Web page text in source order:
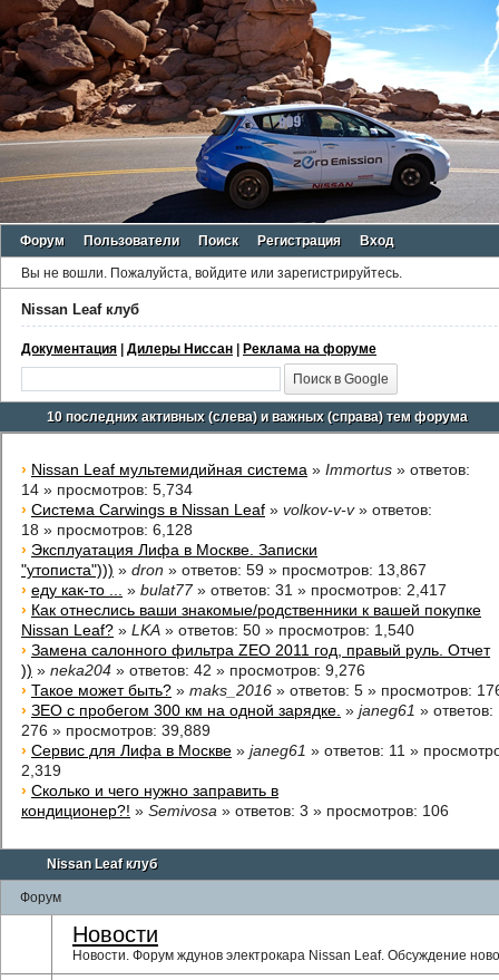
Форум Пользователи Поиск Регистрация Вход
Вы не вошли. Пожалуйста, войдите или зарегистрируйтесь.
Nissan Leaf клуб
Документация | Дилеры Ниссан | Реклама на форуме
10 последних активных (слева) и важных (справа) тем форума
› Nissan Leaf мультемидийная система » Immortus » ответов:
14 » просмотров: 5,734
› Система Carwings в Nissan Leaf » volkov-v-v» ответов:
18 » просмотров: 6,128
› Эксплуатация Лифа в Москве. Записки
"утописта"))) » dron » ответов: 59 » просмотров: 13,867
› еду как-то ... » bulat77» ответов: 31 » просмотров: 2,417
› Как отнеслись ваши знакомые/родственники к вашей покупке
Nissan Leaf? » LKA » ответов: 50 » просмотров: 1,540
› Замена салонного фильтра ZEO 2011 год, правый руль. Отчет
)) » neka204 » ответов: 42 » просмотров: 9,276
› Такое может быть? » maks_2016 » ответов: 5 » просмотров:
› ЗЕО с пробегом 300 км на одной зарядке. » janeg61 » ответов:
276 » просмотров: 39,889
› Сервис для Лифа в Москве » janeg61 » ответов: 11 »
2,319
› Сколько и чего нужно заправить в
кондиционер?! » Semivosa » ответов: 3 » просмотров: 106
Nissan Leaf клуб
Форум
Новости
Новости. Форум ждунов электрокара Nissan Leaf. Обсуждение